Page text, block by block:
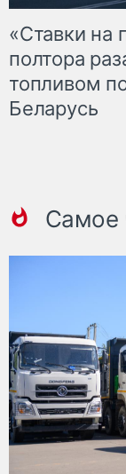
«Ставки на
полтора
топливом
Беларусь
Самое